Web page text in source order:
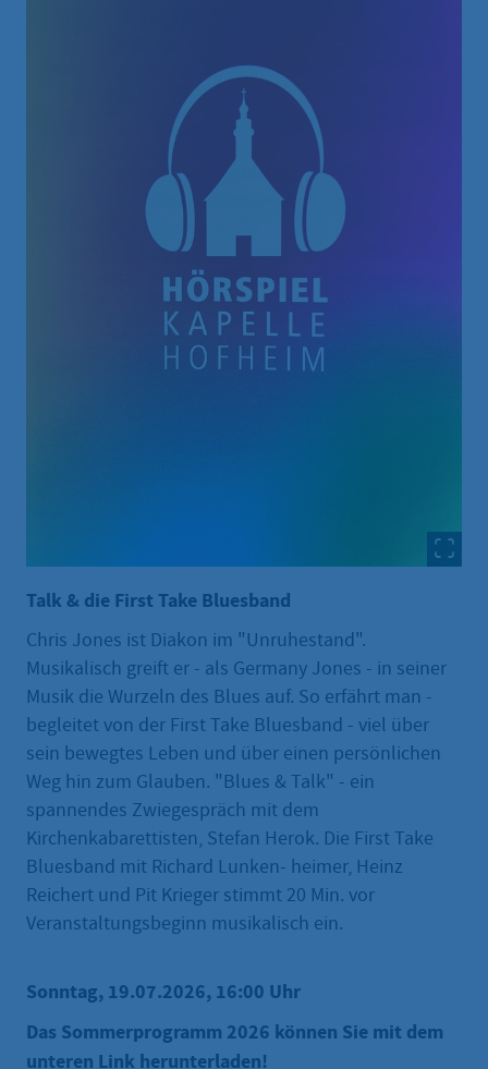
Talk & die First Take Bluesband
Chris Jones ist Diakon im "Unruhestand".
Musikalisch greift er - als Germany Jones - in seiner
Musik die Wurzeln des Blues auf. So erfährt man -
begleitet von der First Take Bluesband - viel über
sein bewegtes Leben und über einen persönlichen
Weg hin zum Glauben. "Blues & Talk" - ein
spannendes Zwiegespräch mit dem
Kirchenkabarettisten, Stefan Herok. Die First Take
Bluesband mit Richard Lunken- heimer, Heinz
Reichert und Pit Krieger stimmt 20 Min. vor
Veranstaltungsbeginn musikalisch ein.
Sonntag, 19.07.2026, 16:00 Uhr
Das Sommerprogramm 2026 können Sie mit dem
unteren Link herunterladen!